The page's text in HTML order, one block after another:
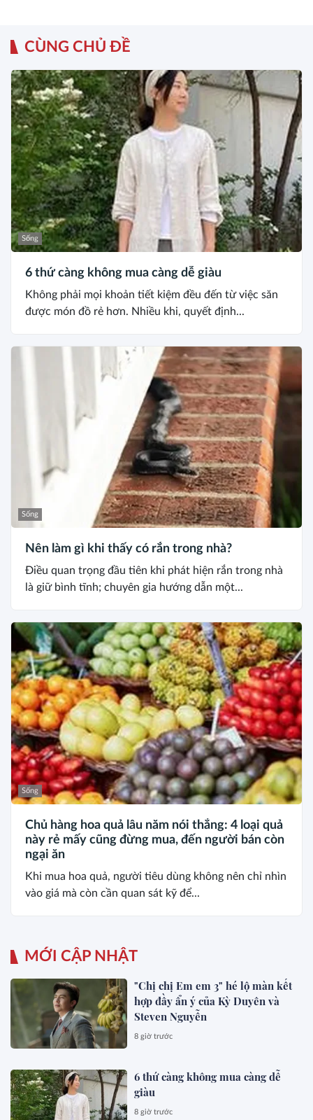
CÙNG CHỦ ĐỀ
Sống
6 thứ càng không mua càng dễ giàu
Không phải mọi khoản tiết kiệm đều đến từ việc săn
được món đồ rẻ hơn. Nhiều khi, quyết định...
Sống
Nên làm gì khi thấy có rắn trong nhà?
Điều quan trọng đầu tiên khi phát hiện rắn trong nhà
là giữ bình tĩnh; chuyên gia hướng dẫn một...
Sống
Chủ hàng hoa quả lâu năm nói thẳng: 4 loại quả
này rẻ mấy cũng đừng mua, đến người bán còn
ngại ăn
Khi mua hoa quả, người tiêu dùng không nên chỉ nhìn
vào giá mà còn cần quan sát kỹ để...
MỚI CẬP NHẬT
"Chị chị Em em 3" hé lộ màn kết
hợp đầy ẩn ý của Kỳ Duyên và
Steven Nguyễn
8 giờ trước
6 thứ càng không mua càng dễ
giàu
8 giờ trước